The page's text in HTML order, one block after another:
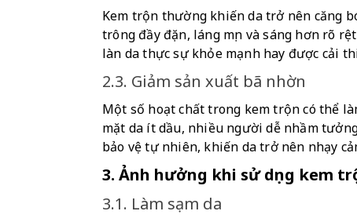
Kem trộn thường khiến da trở nên căng
trông đầy đặn, láng mịn và sáng hơn rõ
làn da thực sự khỏe mạnh hay được cải
2.3. Giảm sản xuất bã nhờn
Một số hoạt chất trong kem trộn có thể
mặt da ít dầu, nhiều người dễ nhầm
bảo vệ tự nhiên, khiến da trở nên nhạy
3. Ảnh hưởng khi sử dụng kem
3.1. Làm sạm da